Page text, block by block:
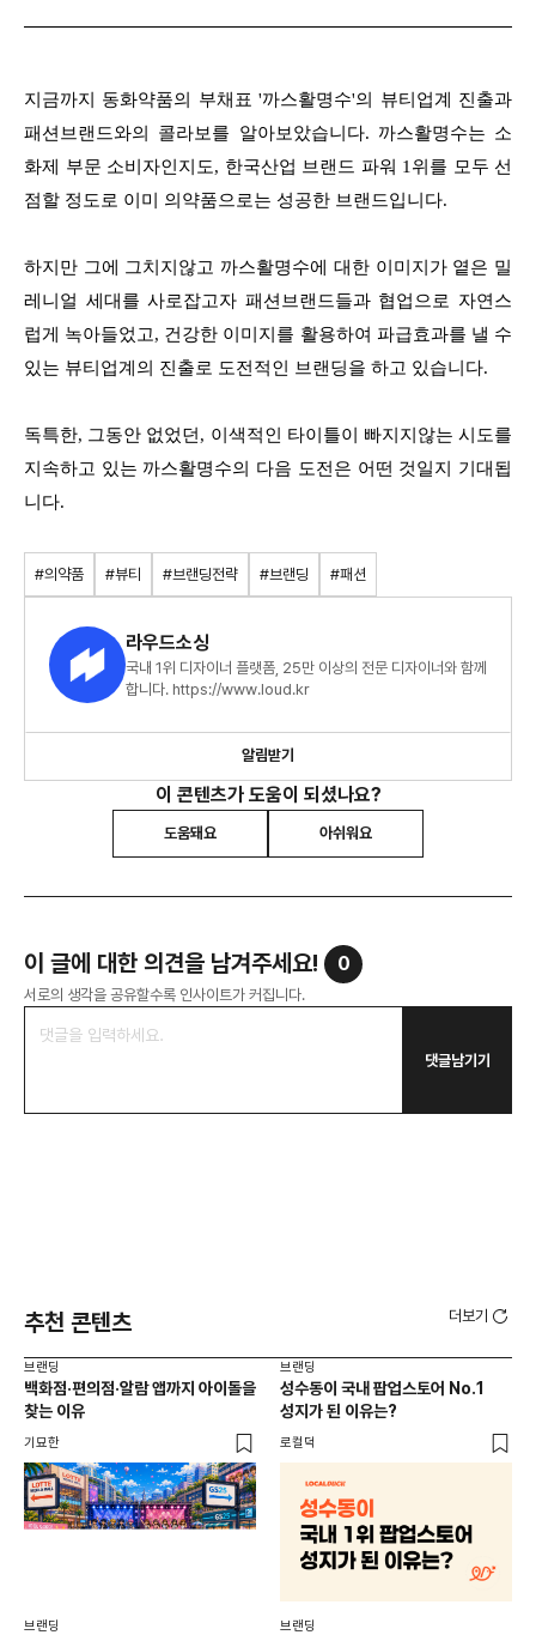
지금까지 동화약품의 부채표 '까스활명수'의 뷰티업계 진출과
패션브랜드와의 콜라보를 알아보았습니다. 까스활명수는 소
화제 부문 소비자인지도, 한국산업 브랜드 파워 1위를 모두 선
점할 정도로 이미 의약품으로는 성공한 브랜드입니다.
하지만 그에 그치지않고 까스활명수에 대한 이미지가 옅은 밀
레니얼 세대를 사로잡고자 패션브랜드들과 협업으로 자연스
럽게 녹아들었고, 건강한 이미지를 활용하여 파급효과를 낼 수
있는 뷰티업계의 진출로 도전적인 브랜딩을 하고 있습니다.
독특한, 그동안 없었던, 이색적인 타이틀이 빠지지않는 시도를
지속하고 있는 까스활명수의 다음 도전은 어떤 것일지 기대됩
니다.
#의약품 #뷰티 #브랜딩전략 #브랜딩 #패션
라우드소싱
국내 1위 디자이너 플랫폼, 25만 이상의 전문 디자이너와 함께
합니다. https://www.loud.kr
알림받기
이 콘텐츠가 도움이 되셨나요?
도움돼요 아쉬워요
이 글에 대한 의견을 남겨주세요! 0
서로의 생각을 공유할수록 인사이트가 커집니다.
댓글남기기
추천 콘텐츠 더보기
브랜딩
백화점·편의점·알람 앱까지 아이돌을
찾는 이유
기묘한
브랜딩
성수동이 국내 팝업스토어 No.1
성지가 된 이유는?
로컬덕
브랜딩 브랜딩